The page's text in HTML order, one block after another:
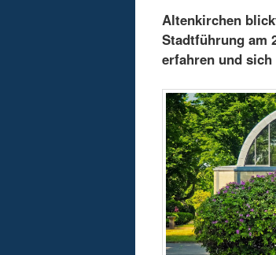
Altenkirchen
Stadtführung am
erfahren und